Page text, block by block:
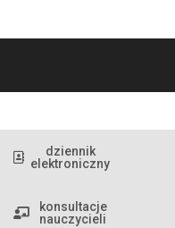
dziennik
elektroniczny
konsultacje
nauczycieli